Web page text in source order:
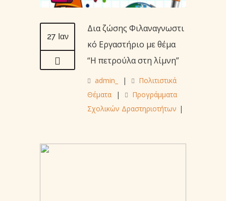
27 Ιαν
Δια ζώσης Φιλαναγνωστι
κό Εργαστήριο με θέμα
“Η πετρούλα στη λίμνη”
admin_ |
Πολιτιστικά
Θέματα
|
Προγράμματα
Σχολικών Δραστηριοτήτων |